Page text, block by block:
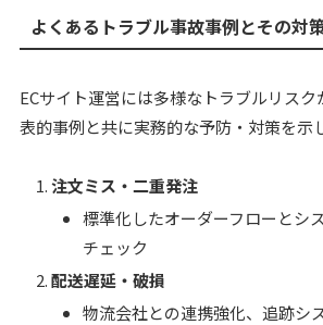
よくあるトラブル事故事例とその対
ECサイト運営には多様なトラブルリス
表的事例と共に実務的な予防・対策を示
注文ミス・二重発注
標準化したオーダーフローとシ
チェック
配送遅延・破損
物流会社との連携強化、追跡シ